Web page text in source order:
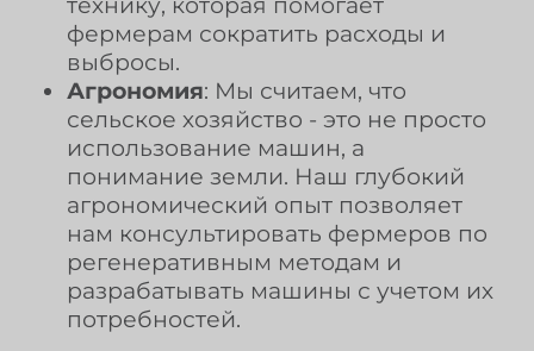
фермерам сократить расходы и
выбросы.
Агрономия: Мы считаем, что
сельское хозяйство - это не просто
использование машин, а
понимание земли. Наш глубокий
агрономический опыт позволяет
нам консультировать фермеров по
регенеративным методам и
разрабатывать машины с учетом их
потребностей.